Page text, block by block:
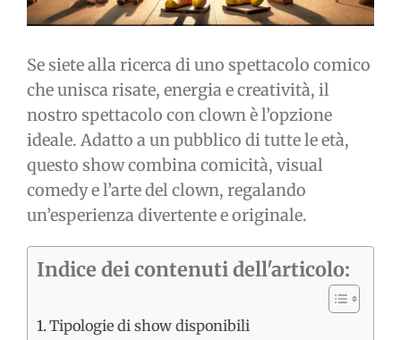
Se siete alla ricerca di uno spettacolo comico
che unisca risate, energia e creatività, il
nostro spettacolo con clown è l’opzione
ideale. Adatto a un pubblico di tutte le età,
questo show combina comicità, visual
comedy e l’arte del clown, regalando
un’esperienza divertente e originale.
Indice dei contenuti dell'articolo:
Tipologie di show disponibili